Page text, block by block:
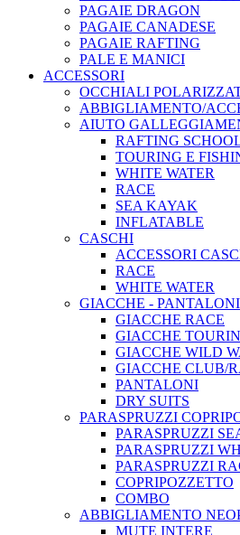
PAGAIE DRAGON
PAGAIE CANADESE
PAGAIE RAFTING
PALE E MANICI
ACCESSORI
OCCHIALI
ABBIGLIAMENTO/
AIUTO
RAFTING
TOURING E
WHITE WATER
RACE
SEA KAYAK
INFLATABLE
CASCHI
ACCESSORI
RACE
WHITE WATER
GIACCHE -
GIACCHE RACE
GIACCHE
GIACCHE WILD
GIACCHE CLUB/
PANTALONI
DRY SUITS
PARASPRUZZI
PARASPRUZZI
PARASPRUZZI
PARASPRUZZI
COPRIPOZZETTO
COMBO
ABBIGLIAMENTO
MUTE INTERE